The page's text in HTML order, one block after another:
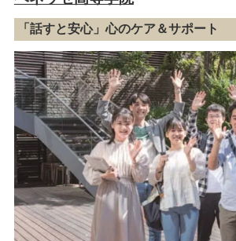
「話すと安心」心のケア＆サポート